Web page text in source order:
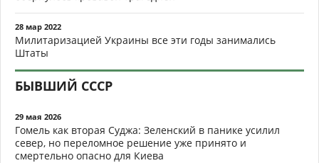
28 мар 2022
Милитаризацией Украины все эти годы занимались
Штаты
БЫВШИЙ СССР
29 мая 2026
Гомель как вторая Суджа: Зеленский в панике усилил
север, но переломное решение уже принято и
смертельно опасно для Киева